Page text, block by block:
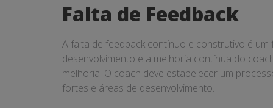
Falta de Feedback
A falta de feedback contínuo e construtivo é
desenvolvimento e a melhoria contínua do
melhoria. O coach deve estabelecer um
fortes e áreas de desenvolvimento.